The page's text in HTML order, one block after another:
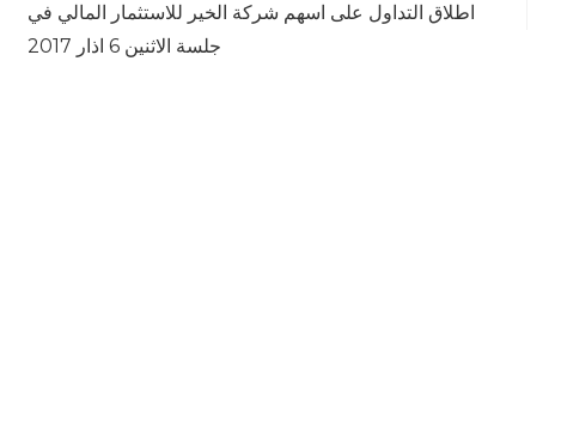
اطلاق التداول على اسهم شركة الخير للاستثمار المالي في
جلسة الاثنين 6 اذار 2017